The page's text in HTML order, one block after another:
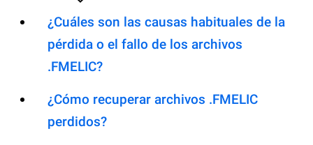
¿Cuáles son las causas habituales de la
pérdida o el fallo de los archivos
.FMELIC?
¿Cómo recuperar archivos .FMELIC
perdidos?